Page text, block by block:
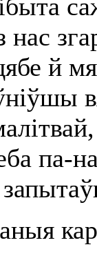
й
па-